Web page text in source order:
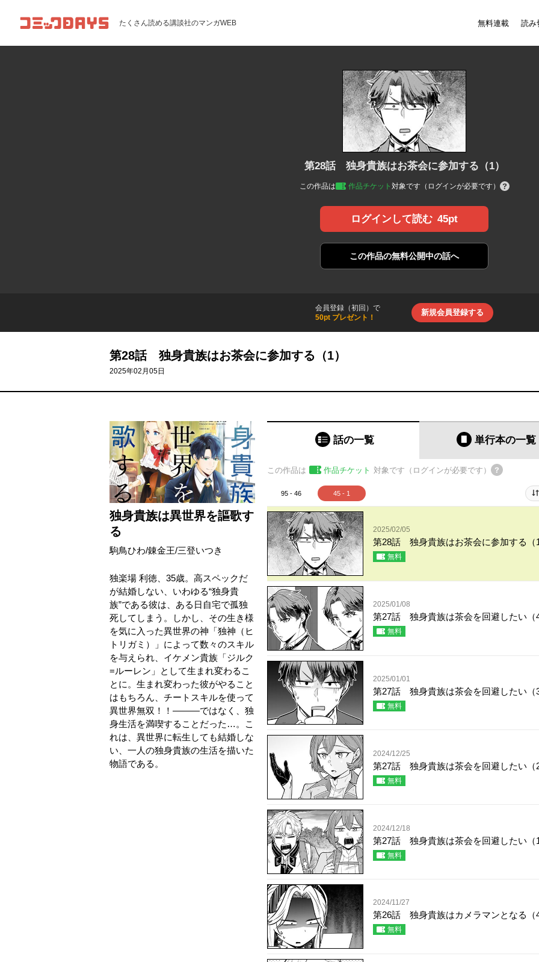
コミックDAYS たくさん読める講談社のマンガWEB 無料連載 読み
第28話 独身貴族はお茶会に参加する（1）
この作品は 作品チケット 対象です（ログインが必要です）
ログインして読む 45pt
この作品の無料公開中の話へ
会員登録（初回）で
50pt プレゼント！
新規会員登録する
第28話 独身貴族はお茶会に参加する（1）
2025年02月05日
独身貴族は異世界を謳歌す
る
駒鳥ひわ/錬金王/三登いつき
独楽場 利徳、35歳。高スペックだ
が結婚しない、いわゆる“独身貴
族”である彼は、ある日自宅で孤独
死してしまう。しかし、その生き様
を気に入った異世界の神「独神（ヒ
トリガミ）」によって数々のスキル
を与えられ、イケメン貴族「ジルク
=ルーレン」として生まれ変わるこ
とに。生まれ変わった彼がやること
はもちろん、チートスキルを使って
異世界無双！！―――ではなく、独
身生活を満喫することだった…。こ
れは、異世界に転生しても結婚しな
い、一人の独身貴族の生活を描いた
物語である。
話の一覧 単行本の一覧
この作品は 作品チケット 対象です（ログインが必要です）
95 - 46 45 - 1
2025/02/05
第28話 独身貴族はお茶会に参加する（
無料
2025/01/08
第27話 独身貴族は茶会を回避したい（
無料
2025/01/01
第27話 独身貴族は茶会を回避したい（
無料
2024/12/25
第27話 独身貴族は茶会を回避したい（
無料
2024/12/18
第27話 独身貴族は茶会を回避したい（
無料
2024/11/27
第26話 独身貴族はカメラマンとなる（
無料